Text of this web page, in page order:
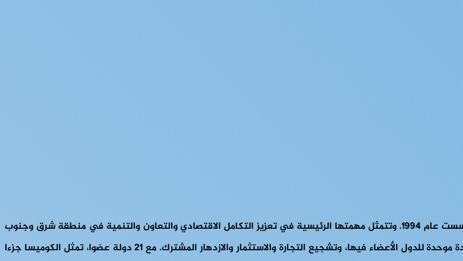
الكوميسا (السوق المشتركة لشرق وجنوب إفريقيا) هي جماعة اقتصادية إقليمية تأسست عام 1994. وتتمثل مهمتها الرئيسية في تعزيز التكامل الاقتصادي والتعاون والتنمية في منطقة شرق وجنوب
إفريقيا من تونس شمالا حتى إسواتيني جنوبا. تهدف الكوميسا إلى إنشاء سوق واحدة موحدة للدول الأعضاء فيها، وتشجيع التجارة والاستثمار والازدهار المشترك. مع 21 دولة عضوا، تمثل الكوميسا جزءا